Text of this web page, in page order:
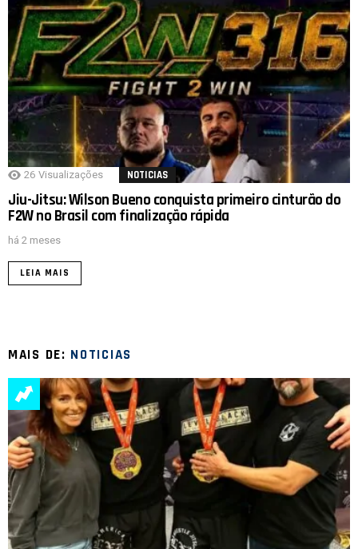
26 Visualizações NOTICIAS
Jiu-Jitsu: Wilson Bueno conquista primeiro cinturão do
F2W no Brasil com finalização rápida
há 2 meses
LEIA MAIS
MAIS DE: NOTICIAS